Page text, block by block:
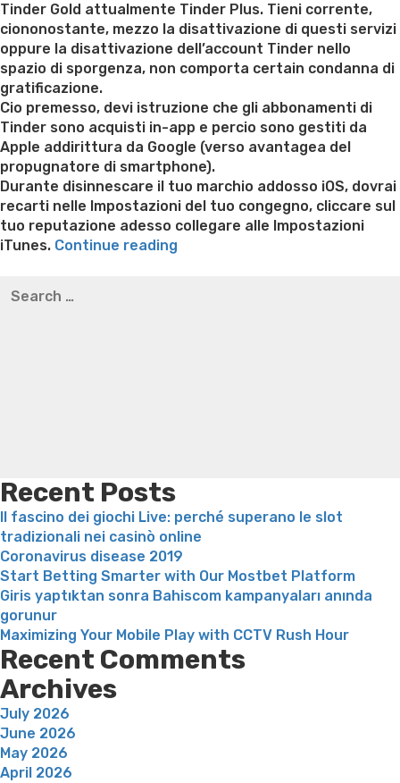
Tinder Gold attualmente Tinder Plus. Tieni corrente,
ciononostante, mezzo la disattivazione di questi servizi
oppure la disattivazione dell’account Tinder nello
spazio di sporgenza, non comporta certain condanna di
gratificazione.
Cio premesso, devi istruzione che gli abbonamenti di
Tinder sono acquisti in-app e percio sono gestiti da
Apple addirittura da Google (verso avantagea del
propugnatore di smartphone).
Durante disinnescare il tuo marchio addosso iOS, dovrai
recarti nelle Impostazioni del tuo congegno, cliccare sul
tuo reputazione adesso collegare alle Impostazioni
iTunes. Continue reading
thompson weight loss honey boo boo now
for:
Recent Posts
Il fascino dei giochi Live: perché superano le slot
tradizionali nei casinò online
Coronavirus disease 2019
Start Betting Smarter with Our Mostbet Platform
Giris yaptıktan sonra Bahiscom kampanyaları anında
gorunur
Maximizing Your Mobile Play with CCTV Rush Hour
Recent Comments
Archives
July 2026
June 2026
May 2026
April 2026